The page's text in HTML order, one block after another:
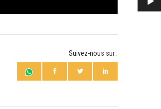
Suivez-nous sur :